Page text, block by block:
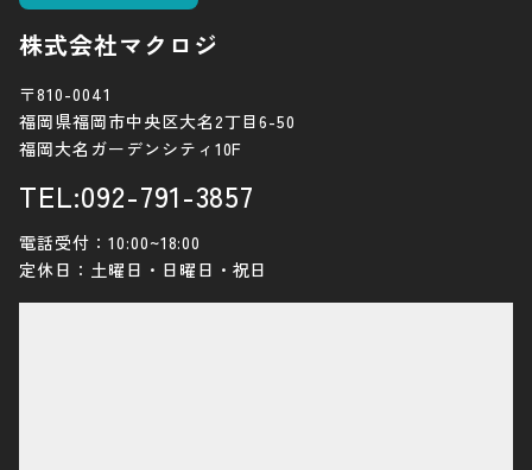
株式会社マクロジ
〒810-0041
福岡県福岡市中央区大名2丁目6-50
福岡大名ガーデンシティ10F
TEL:092-791-3857
電話受付：10:00~18:00
定休日：土曜日・日曜日・祝日